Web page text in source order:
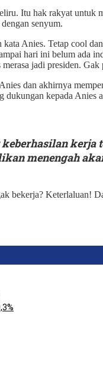
Itu hak rakyat untuk
senyum.
Anies. Tetap cool
hari ini belum ada
jadi presiden. Gak
dan akhirnya
kepada Anies
menengah
bekerja? Keterlaluan!